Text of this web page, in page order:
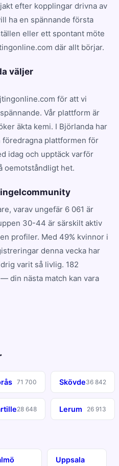
efter kopplingar drivna av
ha en spännande första
eller ett spontant möte
där allt börjar.
väljer
för att vi
Vår plattform är
äkta kemi. I Björlanda har
plattformen för
idag och upptäck varför
oemotståndligt het.
varav ungefär 6 061 är
30-44 är särskilt aktiv
profiler. Med 49% kvinnor i
denna vecka har
varit så livlig. 182
din nästa match kan vara
71 700 Skövde36 842
28 648 Lerum 26 913
Uppsala